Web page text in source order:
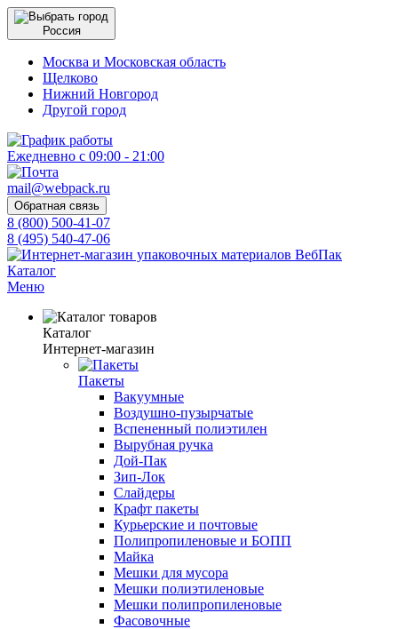
Россия
Москва и Московская область
Щелково
Нижний Новгород
Другой город
Ежедневно с 09:00 - 21:00
mail@webpack.ru
Обратная связь
8 (800) 500-41-07
8 (495) 540-47-06
Каталог
Меню
Каталог
Интернет-магазин
Пакеты
Вакуумные
Воздушно-пузырчатые
Вспененный полиэтилен
Вырубная ручка
Дой-Пак
Зип-Лок
Слайдеры
Крафт пакеты
Курьерские и почтовые
Полипропиленовые и БОПП
Майка
Мешки для мусора
Мешки полиэтиленовые
Мешки полипропиленовые
Фасовочные